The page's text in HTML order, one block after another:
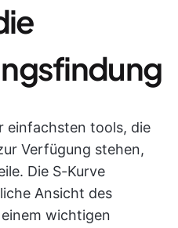
einfachsten tools, die
Verfügung stehen,
Die S-Kurve
Ansicht des
wichtigen